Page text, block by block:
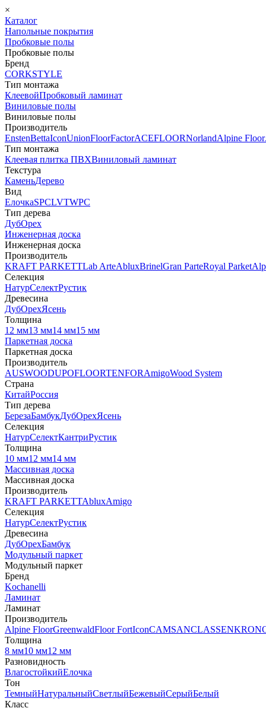
×
Каталог
Напольные покрытия
Пробковые полы
Пробковые полы
Бренд
CORKSTYLE
Тип монтажа
КлеевойПробковый ламинат
Виниловые полы
Виниловые полы
Производитель
EnstenBettaIconUnionFloorFactorACEFLOORNorlandAlpine Floor
Тип монтажа
Клеевая плитка ПВХВиниловый ламинат
Текстура
КаменьДерево
Вид
ЕлочкаSPCLVTWPC
Тип дерева
ДубОрех
Инженерная доска
Инженерная доска
Производитель
KRAFT PARKETTLab ArteAbluxBrinelGran ParteRoyal Parket
Селекция
НатурСелектРустик
Древесина
ДубОрехЯсень
Толщина
12 мм13 мм14 мм15 мм
Паркетная доска
Паркетная доска
Производитель
AUSWOODUPOFLOORTENFORAmigoWood System
Страна
КитайРоссия
Тип дерева
БерезаБамбукДубОрехЯсень
Селекция
НатурСелектКантриРустик
Толщина
10 мм12 мм14 мм
Массивная доска
Массивная доска
Производитель
KRAFT PARKETTAbluxAmigo
Селекция
НатурСелектРустик
Древесина
ДубОрехБамбук
Модульный паркет
Модульный паркет
Бренд
Kochanelli
Ламинат
Ламинат
Производитель
Alpine FloorGreenwaldFloor FortIconCAMSANCLASSEN
Толщина
8 мм10 мм12 мм
Разновидность
ВлагостойкийЕлочка
Тон
ТемныйНатуральныйСветлыйБежевыйСерыйБелый
Класс